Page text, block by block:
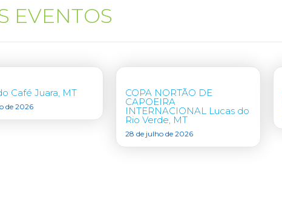
EVENTOS
Café Juara, MT
de 2026
COPA NORTÃO DE
CAPOEIRA
INTERNACIONAL Lucas do
Rio Verde, MT
28 de julho de 2026